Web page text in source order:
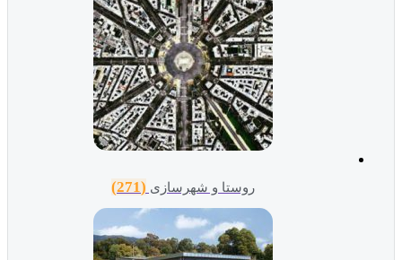
روستا و شهرسازی (271)